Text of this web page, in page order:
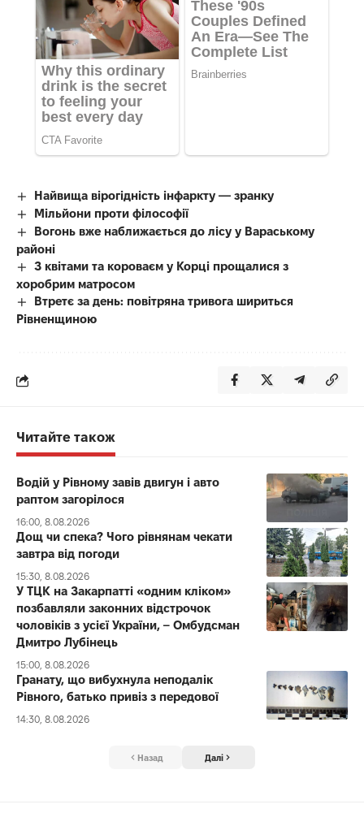
Найвища вірогідність інфаркту — зранку
Мільйони проти філософії
Вогонь вже наближається до лісу у Вараському
районі
З квітами та короваєм у Корці прощалися з
хоробрим матросом
Втретє за день: повітряна тривога шириться
Рівненщиною
Читайте також
Водій у Рівному завів двигун і авто
раптом загорілося
16:00, 8.08.2026
Дощ чи спека? Чого рівнянам чекати
завтра від погоди
15:30, 8.08.2026
У ТЦК на Закарпатті «одним кліком»
позбавляли законних відстрочок
чоловіків з усієї України, – Омбудсман
Дмитро Лубінець
15:00, 8.08.2026
Гранату, що вибухнула неподалік
Рівного, батько привіз з передової
14:30, 8.08.2026
Назад Далі